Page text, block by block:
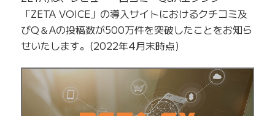
「ZETA VOICE」の導入サイトにおけるクチコミ及
びQ＆Aの投稿数が500万件を突破したことをお知ら
せいたします。(2022年4月末時点)